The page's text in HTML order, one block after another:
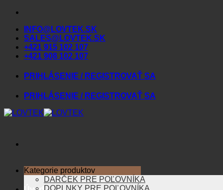
Skip
contentINFO@LOVTEK.SK
SALES@LOVTEK.SK
+421 915 102 107
+421 908 102 107
PRIHLÁSENIE / REGISTROVAŤ SA
PRIHLÁSENIE / REGISTROVAŤ SA
Kategorie produktov
DARČEK PRE POĽOVNÍKA
DOPLNKY PRE POĽOVNÍKA